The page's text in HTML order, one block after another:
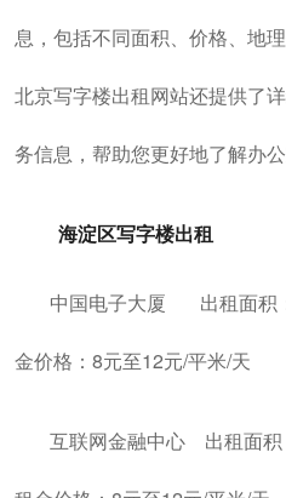
息，包括不同面积、价格、地
北京写字楼出租网站还提供了
务信息，帮助您更好地了解办
海淀区写字楼出租
中国电子大厦 出租面
金价格：8元至12元/平米/天
互联网金融中心 出租面